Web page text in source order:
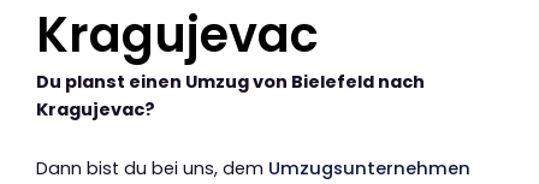
Kragujevac
Du planst einen Umzug von Bielefeld nach
Kragujevac?
Dann bist du bei uns, dem Umzugsunternehmen